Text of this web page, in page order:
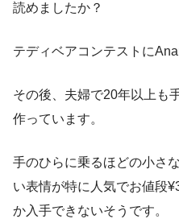
読めましたか？
テディベアコンテストに
その後、夫婦で20年以上も
作っています。
手のひらに乗るほどの小さ
い表情が特に人気でお値段
か入手できないそうです。